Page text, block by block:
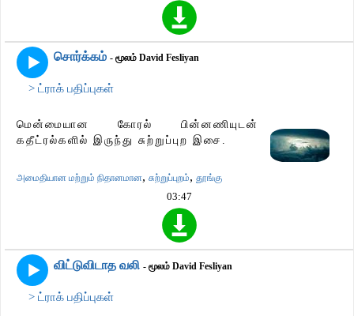
சொர்க்கம் - மூலம் David Fesliyan
> ட்ராக் பதிப்புகள்
மென்மையான கோரல் பின்னணியுடன்
கதீட்ரல்களில் இருந்து சுற்றுப்புற இசை.
அமைதியான மற்றும் நிதானமான, சுற்றுப்புறம், தூங்கு
03:47
விட்டுவிடாத வலி - மூலம் David Fesliyan
> ட்ராக் பதிப்புகள்